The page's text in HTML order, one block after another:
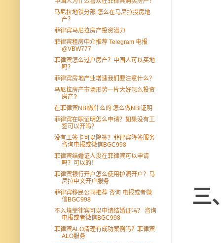
三
马尼拉地铁分部 怎么在马尼拉投房地
产？
菲律宾马尼拉房产投资潜力
菲律宾租房中介推荐 Telegram 电报
@VBW777
菲律宾怎么过户房产？中国人可以买地
吗？
菲律宾房地产业增速我们要注意什么？
马尼拉房产市场形势一片大好怎么投资
房产?
在菲律宾NBI做什么的 怎么做NBI证明
菲律宾在职证明怎么申请？如果没有工
签可以开吗？
没有工签卡可以降签？菲律宾降签服务
咨询电报或微信BGC998
菲律宾结婚证人没在菲律宾可以申请
吗？可以的！
菲律宾银行开户怎么使用护照开户？马
尼拉中文开户服务
菲律宾移民公司推荐 咨询 电报或者微
信BGC998
不入境菲律宾可以申请结婚证吗？ 咨询
电报或者微信BGC998
菲律宾ALO清理有成功案例吗？菲律宾
ALO服务